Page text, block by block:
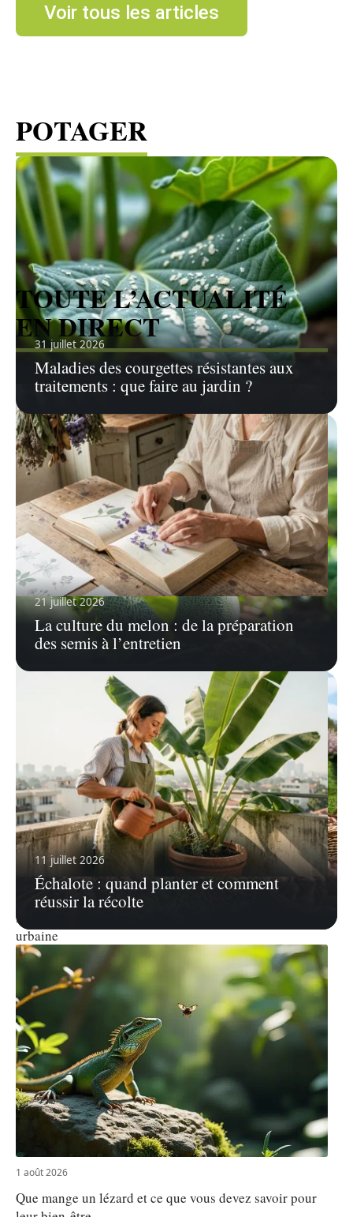
Voir tous les articles
POTAGER
31 juillet 2026
Maladies des courgettes résistantes aux
traitements : que faire au jardin ?
21 juillet 2026
La culture du melon : de la préparation
des semis à l’entretien
11 juillet 2026
Échalote : quand planter et comment
réussir la récolte
Voir tous les articles
TOUTE L’ACTUALITÉ
EN DIRECT
7 août 2026
Herbier maison spécial fleurs sauvage violette :
méthode simple
4 août 2026
Entretenir un bananier en pot sur balcon ou terrasse
urbaine
1 août 2026
Que mange un lézard et ce que vous devez savoir pour